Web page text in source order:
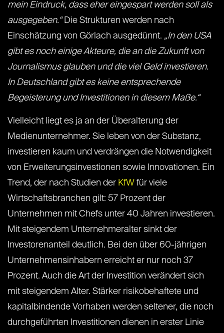
mein Eindruck, dass eher eingespart werden soll als
ausgegeben.“Die Strukturen werden nach
Einschätzung von Görlach ausgedünnt. „In den USA
gibt es noch einige Akteure, die an die Zukunft von
Journalismus glauben und die viel Geld investieren.
In Deutschland gibt es keine entsprechende
Begeisterung und Investitionen in diesem Maße.“
Vielleicht liegt es ja an der Überalterung der
Medienunternehmer. Sie leben von der Substanz,
investieren kaum und verdrängen die Notwendigkeit
von Erweiterungsinvestionen sowie Innovationen. Ein
Trend, der nach Studien der KfW für viele
Wirtschaftsbranchen gilt: 57 Prozent der
Unternehmen mit Chefs unter 40 Jahren investieren.
Mit steigendem Unternehmeralter sinkt der
Investorenanteil deutlich. Bei den über 60-jährigen
Unternehmensinhabern erreicht er nur noch 37
Prozent. Auch die Art der Investition verändert sich
mit steigendem Alter. Stärker risikobehaftete und
kapitalbindende Vorhaben werden seltener, die noch
durchgeführten Investitionen dienen in erster Linie